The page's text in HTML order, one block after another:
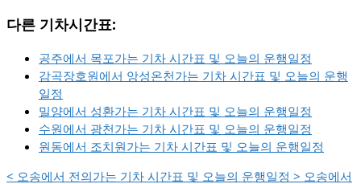
다른 기차시간표:
공주에서 목포가는 기차 시간표 및 오늘의 운행일정
감곡장호원에서 앙성온천가는 기차 시간표 및 오늘의 운행
일정
밀양에서 성환가는 기차 시간표 및 오늘의 운행일정
수원에서 광천가는 기차 시간표 및 오늘의 운행일정
원동에서 조치원가는 기차 시간표 및 오늘의 운행일정
< 오송에서 전의가는 기차 시간표 및 오늘의 운행일정 > 오송에서